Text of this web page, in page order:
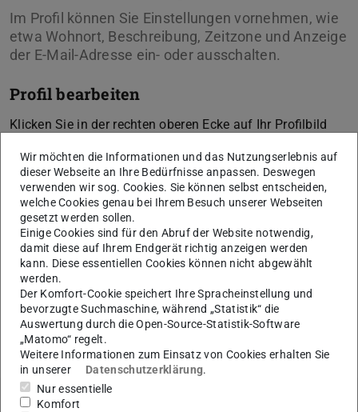
Im Profil können Sie Einstellungen vornehmen, wie
etwa Wohnort, Beschreibung, Zeitzone und Anzeige
der E-Mail-Adresse ein- oder ausschalten.
Profil bearbeiten
Klicken Sie in der rechten oberen Ecke auf Ihr Profilbild
Sie können hier die Angaben auf Ihrer Profilseite ändern,
indem Sie auf Profil bearbeitenklicken.
Weitere Einstellungen können vorgenommen werden,
wenn Sie auf Ihr Profilbild klicken und auf Einstellungen
gehen.
Wir möchten die Informationen und das Nutzungserlebnis auf
dieser Webseite an Ihre Bedürfnisse anpassen. Deswegen
verwenden wir sog. Cookies. Sie können selbst entscheiden,
welche Cookies genau bei Ihrem Besuch unserer Webseiten
gesetzt werden sollen.
Einige Cookies sind für den Abruf der Website notwendig,
damit diese auf Ihrem Endgerät richtig anzeigen werden
kann. Diese essentiellen Cookies können nicht abgewählt
werden.
Der Komfort-Cookie speichert Ihre Spracheinstellung und
bevorzugte Suchmaschine, während „Statistik“ die
Auswertung durch die Open-Source-Statistik-Software
„Matomo“ regelt.
Weitere Informationen zum Einsatz von Cookies erhalten Sie
in unserer
Datenschutzerklärung.
Nur essentielle
Komfort